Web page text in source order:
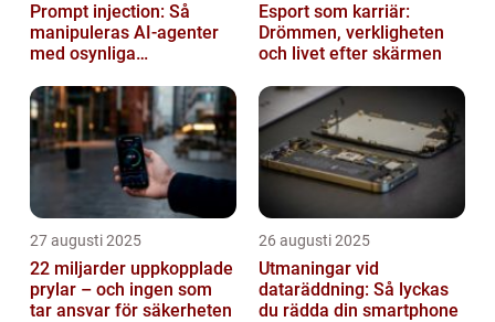
Prompt injection: Så
manipuleras AI-agenter
med osynliga
Esport som karriär:
Drömmen, verkligheten
och livet efter skärmen
27 augusti 2025
22 miljarder uppkopplade
prylar – och ingen som
tar ansvar för säkerheten
26 augusti 2025
Utmaningar vid
dataräddning: Så lyckas
du rädda din smartphone